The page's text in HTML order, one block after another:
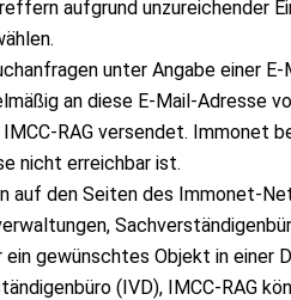
aufgrund unzureichender
unter Angabe einer
an diese E-Mail-Adresse
RAG versendet. Immonet
nicht erreichbar ist.
auf den Seiten des Immonet-
gewünschtes Objekt in einer
(IVD), IMCC-RAG